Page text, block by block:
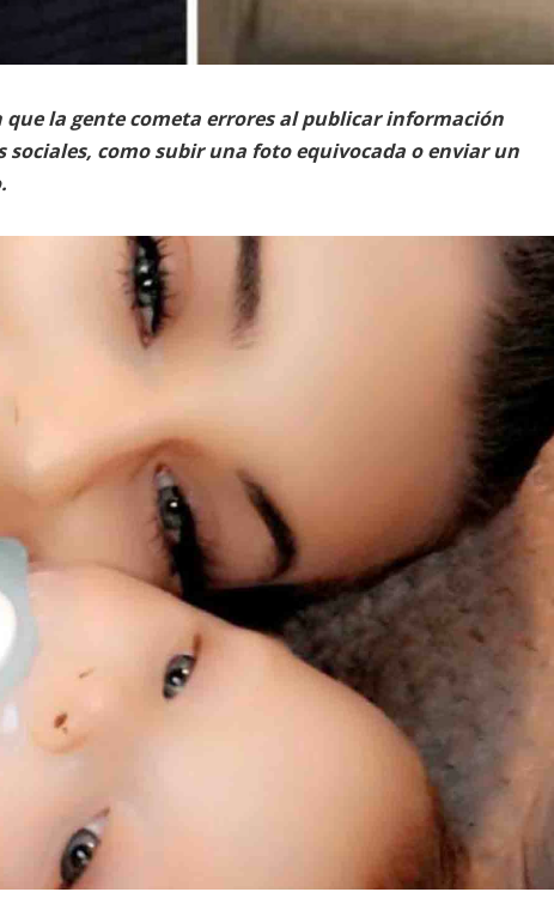
la gente cometa errores al publicar información
como subir una foto equivocada o enviar un